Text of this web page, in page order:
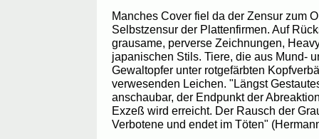
Manches Cover fiel da der Zensur zum
Selbstzensur der Plattenfirmen. Auf
grausame, perverse Zeichnungen,
japanischen Stils. Tiere, die aus Mund-
Gewaltopfer unter rotgefärbten
verwesenden Leichen. "Längst
anschaubar, der Endpunkt der
Exzeß wird erreicht. Der Rausch der
Verbotene und endet im Töten"